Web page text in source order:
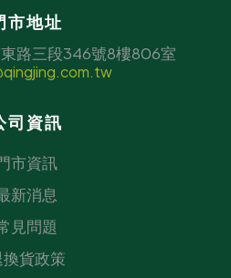
市地址
路三段346號8樓806室
司資訊
市資訊
新消息
見問題
貨政策